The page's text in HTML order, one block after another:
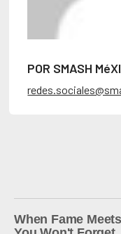
POR SMASH